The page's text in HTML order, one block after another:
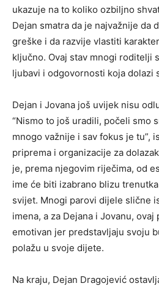
ukazuje na to koliko ozbiljno
Dejan smatra da je najvažnije da
greške i da razvije vlastiti
ključno. Ovaj stav mnogi roditelji
ljubavi i odgovornosti koja dolazi
Dejan i Jovana još uvijek nisu
“Nismo to još uradili, počeli smo
mnogo važnije i sav fokus je tu”,
priprema i organizacije za
je, prema njegovim riječima, od
ime će biti izabrano blizu
svijet. Mnogi parovi dijele slične
imena, a za Dejana i Jovanu,
emotivan jer predstavljaju svoju
polažu u svoje dijete.
Na kraju, Dejan Dragojević